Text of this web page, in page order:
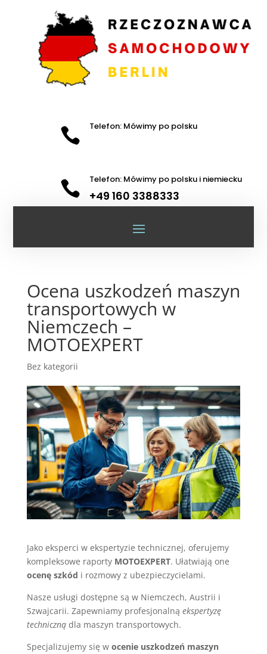
 Telefon: Mówimy po polsku
 Telefon: Mówimy po polsku i niemiecku
+49 160 3388333
Ocena uszkodzeń maszyn
transportowych w
Niemczech –
MOTOEXPERT
Bez kategorii
Jako eksperci w ekspertyzie technicznej, oferujemy
kompleksowe raporty MOTOEXPERT. Ułatwiają one
ocenę szkód i rozmowy z ubezpieczycielami.
Nasze usługi dostępne są w Niemczech, Austrii i
Szwajcarii. Zapewniamy profesjonalną ekspertyzę
technicznądla maszyn transportowych.
Specjalizujemy się w ocenie uszkodzeń maszyn